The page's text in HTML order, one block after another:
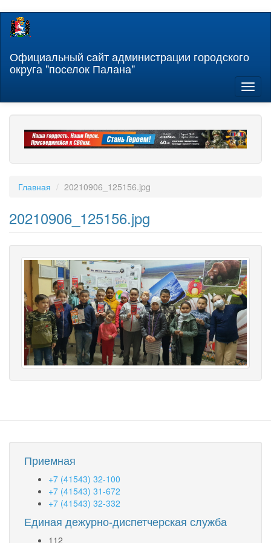
Перейти
содержанию
Официальный сайт администрации городского
округа "поселок Палана"
Главная 20210906_125156.jpg
20210906_125156.jpg
Приемная
+7 (41543) 32-100
+7 (41543) 31-672
+7 (41543) 32-332
Единая дежурно-диспетчерская служба
112